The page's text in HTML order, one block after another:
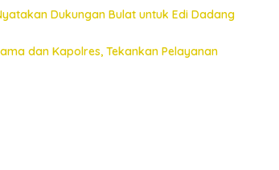
Dukungan Bulat untuk Edi Dadang
dan Kapolres, Tekankan Pelayanan